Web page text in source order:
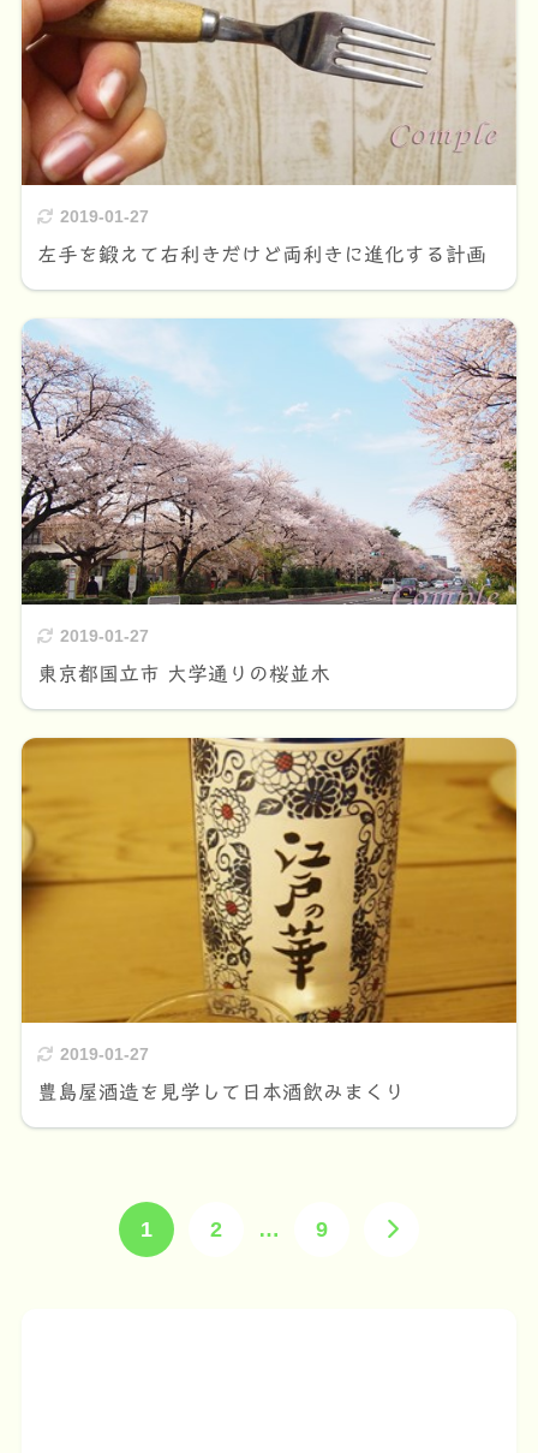
2019-01-27
左手を鍛えて右利きだけど両利きに進化する計画
2019-01-27
東京都国立市 大学通りの桜並木
2019-01-27
豊島屋酒造を見学して日本酒飲みまくり
1 2 … 9